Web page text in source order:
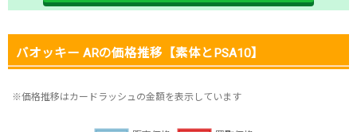
バオッキー ARの価格推移【素体とPSA10】
※価格推移はカードラッシュの金額を表示しています